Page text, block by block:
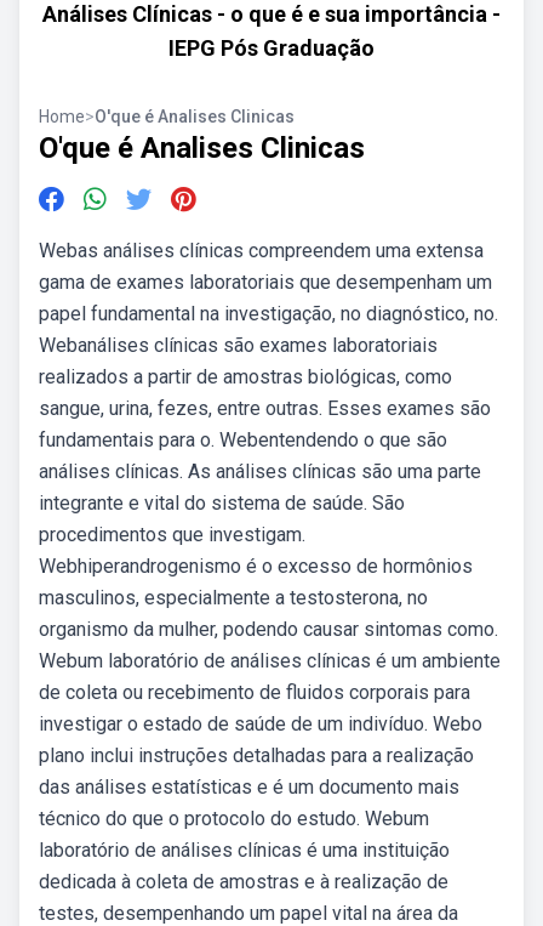
Análises Clínicas - o que é e sua importância -
IEPG Pós Graduação
Home>O'que é Analises Clinicas
O'que é Analises Clinicas
Webas análises clínicas compreendem uma extensa
gama de exames laboratoriais que desempenham um
papel fundamental na investigação, no diagnóstico, no.
Webanálises clínicas são exames laboratoriais
realizados a partir de amostras biológicas, como
sangue, urina, fezes, entre outras. Esses exames são
fundamentais para o. Webentendendo o que são
análises clínicas. As análises clínicas são uma parte
integrante e vital do sistema de saúde. São
procedimentos que investigam.
Webhiperandrogenismo é o excesso de hormônios
masculinos, especialmente a testosterona, no
organismo da mulher, podendo causar sintomas como.
Webum laboratório de análises clínicas é um ambiente
de coleta ou recebimento de fluidos corporais para
investigar o estado de saúde de um indivíduo. Webo
plano inclui instruções detalhadas para a realização
das análises estatísticas e é um documento mais
técnico do que o protocolo do estudo. Webum
laboratório de análises clínicas é uma instituição
dedicada à coleta de amostras e à realização de
testes, desempenhando um papel vital na área da